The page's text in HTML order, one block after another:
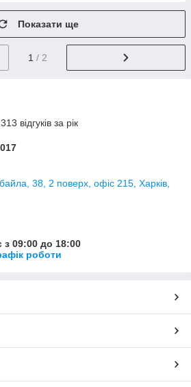
Показати ще
1 / 2
відгуків за рік
38, 2 поверх, офіс 215, Харків,
з 09:00 до 18:00
роботи